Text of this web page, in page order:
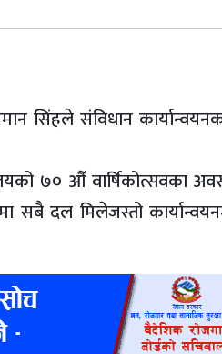
सिंहले संविधान
७० औँ
सबै दल मिलेजस्तो